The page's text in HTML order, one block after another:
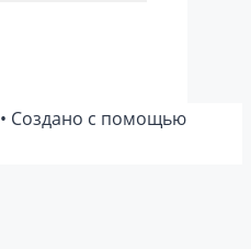
• Создано с помощью